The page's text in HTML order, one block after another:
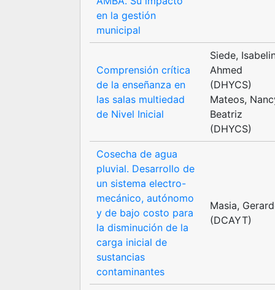
en la gestión
municipal
Comprensión crítica
de la enseñanza en
las salas multiedad
de Nivel Inicial
Siede,
Ahmed
(DHYCS)
Mateos,
Beatriz
(DHYCS)
Cosecha de agua
pluvial. Desarrollo de
un sistema electro-
mecánico, autónomo
y de bajo costo para
la disminución de la
carga inicial de
sustancias
contaminantes
Masia,
(DCAYT)